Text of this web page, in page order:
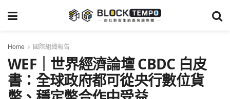
Home 國際組織報告
WEF｜世界經濟論壇 CBDC 白皮
書：全球政府都可從央行數位貨